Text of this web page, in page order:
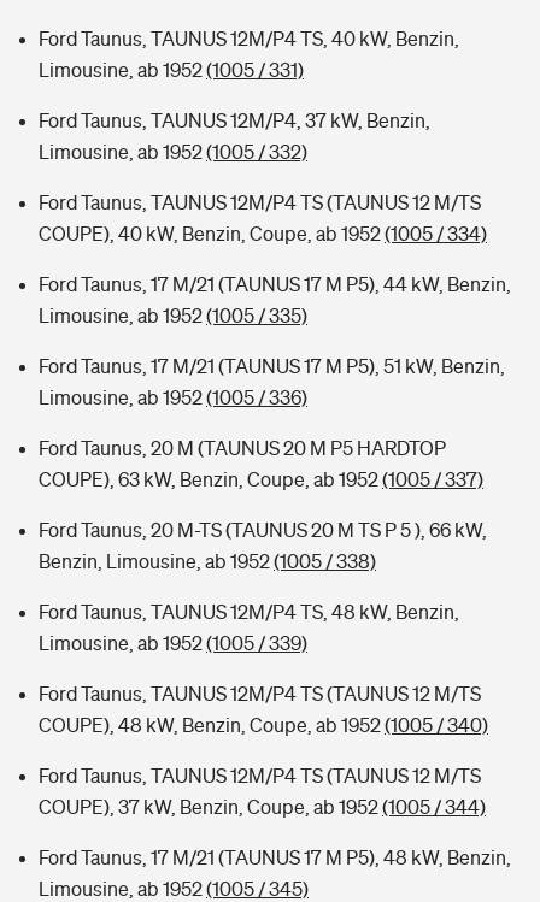
Ford Taunus, TAUNUS 12M/P4 TS, 40 kW, Benzin,
Limousine, ab 1952(1005 / 331)
Ford Taunus, TAUNUS 12M/P4, 37 kW, Benzin,
Limousine, ab 1952(1005 / 332)
Ford Taunus, TAUNUS 12M/P4 TS (TAUNUS 12 M/TS
COUPE), 40 kW, Benzin, Coupe, ab 1952(1005 / 334)
Ford Taunus, 17 M/21 (TAUNUS 17 M P5), 44 kW, Benzin,
Limousine, ab 1952(1005 / 335)
Ford Taunus, 17 M/21 (TAUNUS 17 M P5), 51 kW, Benzin,
Limousine, ab 1952(1005 / 336)
Ford Taunus, 20 M (TAUNUS 20 M P5 HARDTOP
COUPE), 63 kW, Benzin, Coupe, ab 1952(1005 / 337)
Ford Taunus, 20 M-TS (TAUNUS 20 M TS P 5 ), 66 kW,
Benzin, Limousine, ab 1952(1005 / 338)
Ford Taunus, TAUNUS 12M/P4 TS, 48 kW, Benzin,
Limousine, ab 1952(1005 / 339)
Ford Taunus, TAUNUS 12M/P4 TS (TAUNUS 12 M/TS
COUPE), 48 kW, Benzin, Coupe, ab 1952(1005 / 340)
Ford Taunus, TAUNUS 12M/P4 TS (TAUNUS 12 M/TS
COUPE), 37 kW, Benzin, Coupe, ab 1952(1005 / 344)
Ford Taunus, 17 M/21 (TAUNUS 17 M P5), 48 kW, Benzin,
Limousine, ab 1952(1005 / 345)